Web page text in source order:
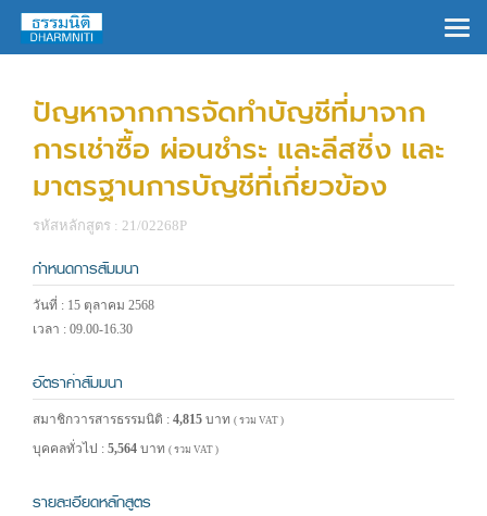
ปัญหาจากการจัดทำบัญชีที่มาจาก
การเช่าซื้อ ผ่อนชำระ และลีสซิ่ง และ
มาตรฐานการบัญชีที่เกี่ยวข้อง
รหัสหลักสูตร : 21/02268P
กำหนดการสัมมนา
วันที่ : 15 ตุลาคม 2568
เวลา : 09.00-16.30
อัตราค่าสัมมนา
สมาชิกวารสารธรรมนิติ : 4,815 บาท ( รวม VAT )
บุคคลทั่วไป : 5,564 บาท ( รวม VAT )
รายละเอียดหลักสูตร
×